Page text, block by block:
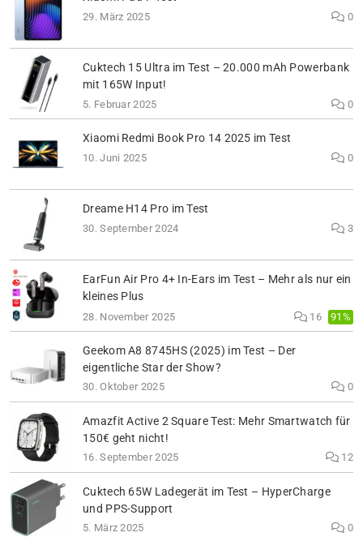
29. März 2025 0
Cuktech 15 Ultra im Test – 20.000 mAh Powerbank
mit 165W Input!
5. Februar 2025 0
Xiaomi Redmi Book Pro 14 2025 im Test
10. Juni 2025 0
Dreame H14 Pro im Test
30. September 2024 3
EarFun Air Pro 4+ In-Ears im Test – Mehr als nur ein
kleines Plus
28. November 2025 16 91%
Geekom A8 8745HS (2025) im Test – Der
eigentliche Star der Show?
30. Oktober 2025 0
Amazfit Active 2 Square Test: Mehr Smartwatch für
150€ geht nicht!
16. September 2025 12
Cuktech 65W Ladegerät im Test – HyperCharge
und PPS-Support
5. März 2025 0